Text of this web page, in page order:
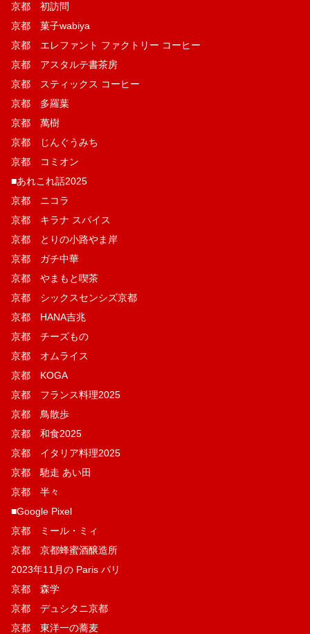
京都 初訪問
京都 菓子wabiya
京都 エレファント ファクトリー コーヒー
京都 アスタルテ書茶房
京都 スティックス コーヒー
京都 多羅葉
京都 萬樹
京都 じんぐうみち
京都 コミオン
■あれこれ話2025
京都 ニコラ
京都 キラナ スパイス
京都 とりの小路やま岸
京都 ガチ中華
京都 やまもと喫茶
京都 シックスセンシズ京都
京都 HANA吉兆
京都 チーズもの
京都 オムライス
京都 KOGA
京都 フランス料理2025
京都 鳥散歩
京都 和食2025
京都 イタリア料理2025
京都 馳走 あい田
京都 半々
■Google Pixel
京都 ミール・ミィ
京都 京都蜂蜜酒醸造所
2023年11月の Paris パリ
京都 森学
京都 デュシタニ京都
京都 東洋一の蕎麦